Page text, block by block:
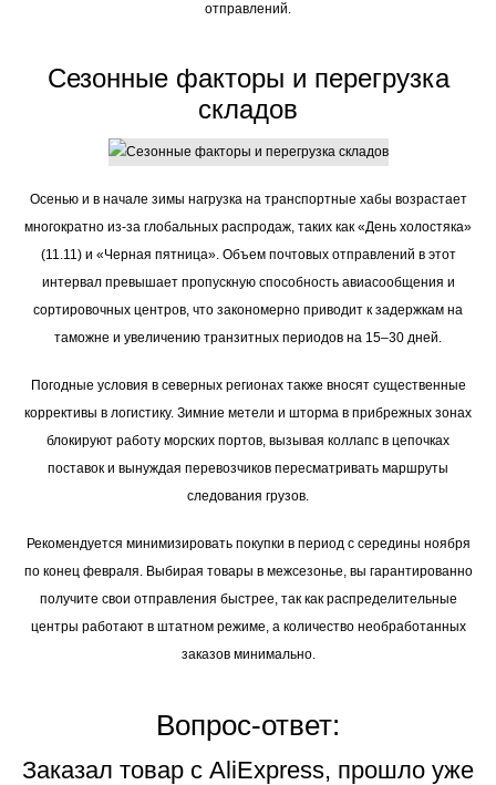
отправлений.
Сезонные факторы и перегрузка
складов
Осенью и в начале зимы нагрузка на транспортные хабы возрастает
многократно из-за глобальных распродаж, таких как «День холостяка»
(11.11) и «Черная пятница». Объем почтовых отправлений в этот
интервал превышает пропускную способность авиасообщения и
сортировочных центров, что закономерно приводит к задержкам на
таможне и увеличению транзитных периодов на 15–30 дней.
Погодные условия в северных регионах также вносят существенные
коррективы в логистику. Зимние метели и шторма в прибрежных зонах
блокируют работу морских портов, вызывая коллапс в цепочках
поставок и вынуждая перевозчиков пересматривать маршруты
следования грузов.
Рекомендуется минимизировать покупки в период с середины ноября
по конец февраля. Выбирая товары в межсезонье, вы гарантированно
получите свои отправления быстрее, так как распределительные
центры работают в штатном режиме, а количество необработанных
заказов минимально.
Вопрос-ответ:
Заказал товар с AliExpress, прошло уже